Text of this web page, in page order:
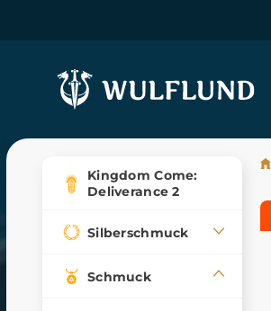
Kingdom Come:
Deliverance 2
Silberschmuck
Schmuck